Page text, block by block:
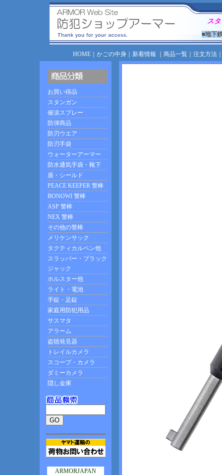
ス
■地下
HOME｜ かごの中身｜ 新着情報 商品一覧｜ 注文方法
ARMORJAPAN